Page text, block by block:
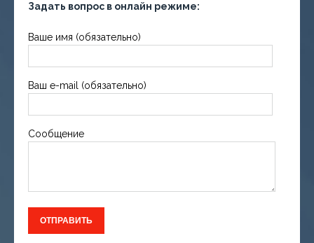
Задать вопрос в онлайн режиме:
Ваше имя (обязательно)
Ваш e-mail (обязательно)
Сообщение